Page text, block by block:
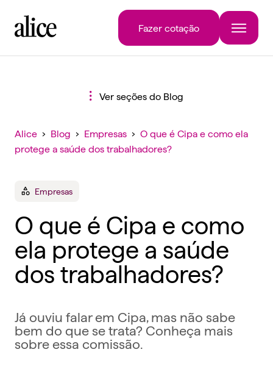
Fazer cotação
Ver seções do Blog
Alice › Blog › Empresas › O que é Cipa e como ela
protege a saúde dos trabalhadores?
Empresas
O que é Cipa e como
ela protege a saúde
dos trabalhadores?
Já ouviu falar em Cipa, mas não sabe
bem do que se trata? Conheça mais
sobre essa comissão.